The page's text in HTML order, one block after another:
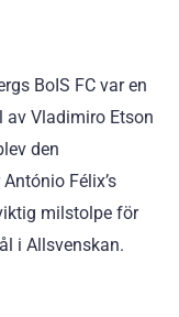
BoIS FC var en
av Vladimiro Etson
den
Félix’s
milstolpe för
i Allsvenskan.